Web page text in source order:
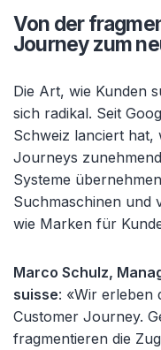
Von der
Journey zum
Die Art, wie Kunden
sich radikal. Seit
Schweiz lanciert hat,
Journeys
Systeme
Suchmaschinen und
wie Marken für
Marco Schulz,
suisse: «Wir erleben
Customer Journey.
fragmentieren die